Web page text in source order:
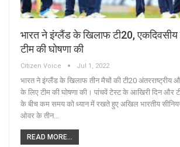
भारत ने इंग्लैंड के खिलाफ टी20,
टीम की घोषणा की
Citizen Voice Jul 1, 2022
भारत ने इंग्लैंड के खिलाफ तीन मैचों की टी20 अंतरराष्ट्रीय
के लिए टीम की घोषणा की। पांचवें टेस्ट के आखिरी दिन और
के बीच कम समय को ध्यान में रखते हुए अखिल भारतीय
ओवर के तीन…
READ MORE...